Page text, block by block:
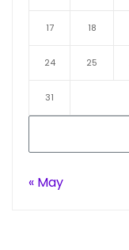
17 18
24 25
31
« May